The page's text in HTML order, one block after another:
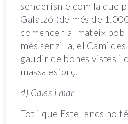
senderisme com la que
Galatzó (de més de
comencen al mateix
més senzilla, el Camí
gaudir de bones vistes i
massa esforç.
d) Cales i mar
Tot i que Estellencs no